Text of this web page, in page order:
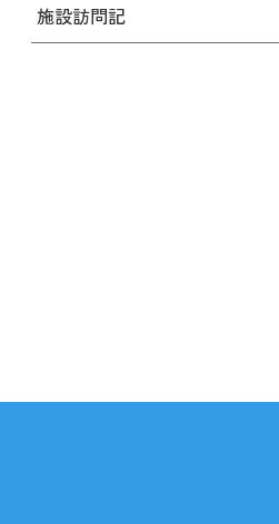
施設訪問記